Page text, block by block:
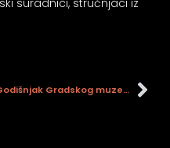
suradnici, stručnjaci iz
Godišnjak Gradskog muzeja Sisak br. 1